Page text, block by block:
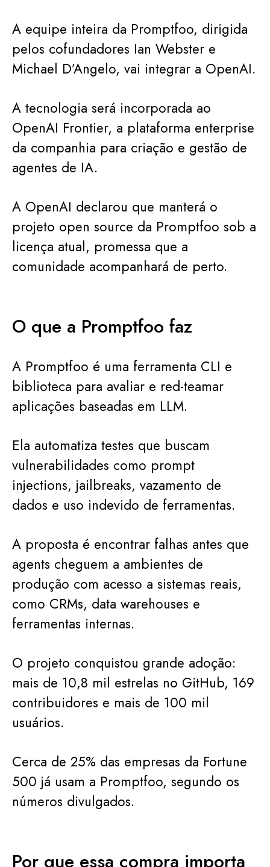
A equipe inteira da Promptfoo, dirigida
pelos cofundadores Ian Webster e
Michael D’Angelo, vai integrar a OpenAI.
A tecnologia será incorporada ao
OpenAI Frontier, a plataforma enterprise
da companhia para criação e gestão de
agentes de IA.
A OpenAI declarou que manterá o
projeto open source da Promptfoo sob a
licença atual, promessa que a
comunidade acompanhará de perto.
O que a Promptfoo faz
A Promptfoo é uma ferramenta CLI e
biblioteca para avaliar e red-teamar
aplicações baseadas em LLM.
Ela automatiza testes que buscam
vulnerabilidades como prompt
injections, jailbreaks, vazamento de
dados e uso indevido de ferramentas.
A proposta é encontrar falhas antes que
agents cheguem a ambientes de
produção com acesso a sistemas reais,
como CRMs, data warehouses e
ferramentas internas.
O projeto conquistou grande adoção:
mais de 10,8 mil estrelas no GitHub, 169
contribuidores e mais de 100 mil
usuários.
Cerca de 25% das empresas da Fortune
500 já usam a Promptfoo, segundo os
números divulgados.
Por que essa compra importa